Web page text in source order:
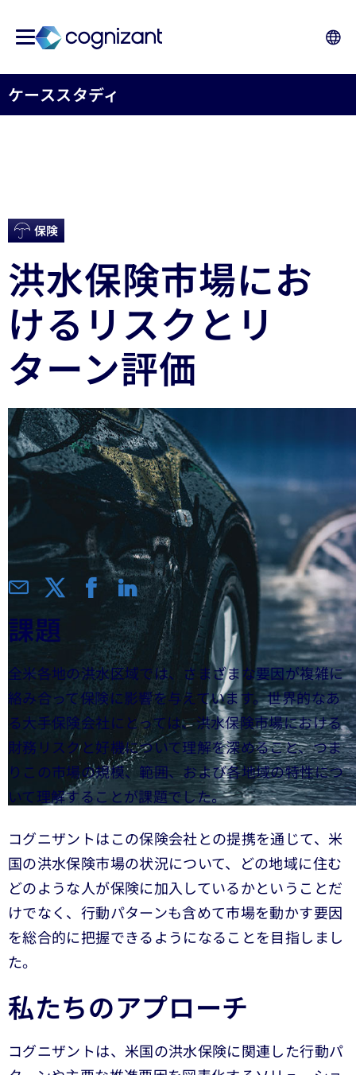
ケーススタディ
保険
洪水保険市場にお
けるリスクとリ
ターン評価
課題
全米各地の洪水区域では、さまざまな要因が複雑に
絡み合って保険に影響を与えています。世界的なあ
る大手保険会社にとっては、洪水保険市場における
財務リスクと好機について理解を深めること、つま
りこの市場の規模、範囲、および各地域の特性につ
いて理解することが課題でした。
コグニザントはこの保険会社との提携を通じて、米
国の洪水保険市場の状況について、どの地域に住む
どのような人が保険に加入しているかということだ
けでなく、行動パターンも含めて市場を動かす要因
を総合的に把握できるようになることを目指しまし
た。
私たちのアプローチ
コグニザントは、米国の洪水保険に関連した行動パ